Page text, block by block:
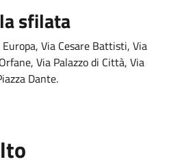
sfilata
Via Cesare Battisti, Via
Via Palazzo di Città, Via
Dante.